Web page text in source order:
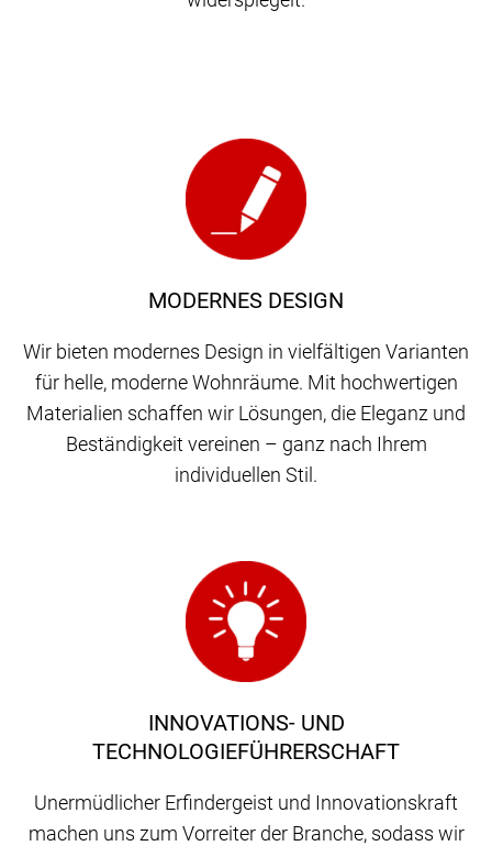
MODERNES DESIGN
Wir bieten modernes Design in vielfältigen Varianten
für helle, moderne Wohnräume. Mit hochwertigen
Materialien schaffen wir Lösungen, die Eleganz und
Beständigkeit vereinen – ganz nach Ihrem
individuellen Stil.
INNOVATIONS- UND
TECHNOLOGIEFÜHRERSCHAFT
Unermüdlicher Erfindergeist und Innovationskraft
machen uns zum Vorreiter der Branche, sodass wir